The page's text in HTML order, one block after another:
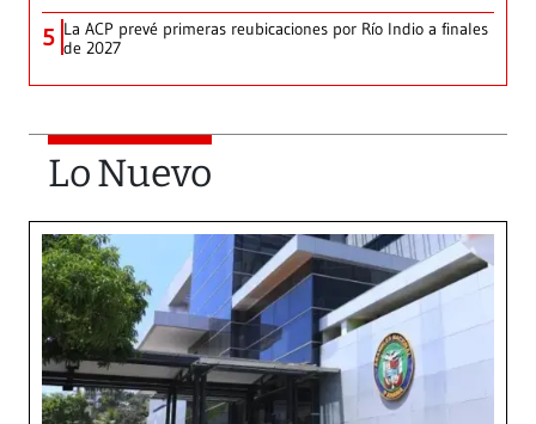
5 La ACP prevé primeras reubicaciones por Río Indio a finales
de 2027
Lo Nuevo